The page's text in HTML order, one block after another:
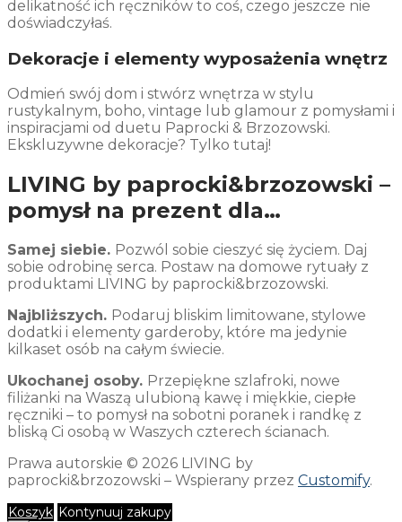
delikatność ich ręczników to coś, czego jeszcze nie
doświadczyłaś.
Dekoracje i elementy wyposażenia wnętrz
Odmień swój dom i stwórz wnętrza w stylu
rustykalnym, boho, vintage lub glamour z pomysłami i
inspiracjami od duetu Paprocki & Brzozowski.
Ekskluzywne dekoracje? Tylko tutaj!
LIVING by paprocki&brzozowski –
pomysł na prezent dla…
Samej siebie. Pozwól sobie cieszyć się życiem. Daj
sobie odrobinę serca. Postaw na domowe rytuały z
produktami LIVING by paprocki&brzozowski.
Najbliższych. Podaruj bliskim limitowane, stylowe
dodatki i elementy garderoby, które ma jedynie
kilkaset osób na całym świecie.
Ukochanej osoby. Przepiękne szlafroki, nowe
filiżanki na Waszą ulubioną kawę i miękkie, ciepłe
ręczniki – to pomysł na sobotni poranek i randkę z
bliską Ci osobą w Waszych czterech ścianach.
Prawa autorskie © 2026 LIVING by
paprocki&brzozowski – Wspierany przez Customify.
Koszyk Kontynuuj zakupy